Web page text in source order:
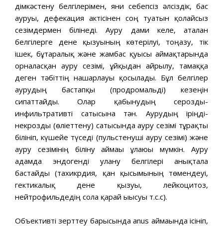
дімкәстену белгілерімен, яғни себепсіз әлсіздік, бас
ауруы, дефекация актісінен соң туатын қолайсыз
сезімдермен білінеді. Ауру дами келе, аталған
белгілерге дене қызуының көтерілуі, тоңазу, тік
ішек, бұтаралық және жамбас қуысы аймақтарында
орналасқан ауру сезімі, ұйқыдан айрылу, тамаққа
деген тәбіттің нашарлауы қосылады. Бұл белгілер
аурудың бастапқы (продромальді) кезеңін
сипаттайды. Олар қабынудың серозды-
инфильтративті сатысына тән. Аурудың іріңді-
некрозды (өліеттену) сатысында ауру сезімі тұрақты
білініп, күшейе түседі (пульстенуші ауру сезімі) және
ауру сезімінің біліну аймағы ұлғаюы мүмкін. Ауру
адамда эндогенді улану белгілері анықтала
бастайды (тахикрдия, қан қысымының төмендеуі,
гектикалық дене қызуы, лейкоцитоз,
нейтрофильдедің солға қарай ығысуы т.с.с).
Объективті зерттеу барысында anus аймағында ісініп,